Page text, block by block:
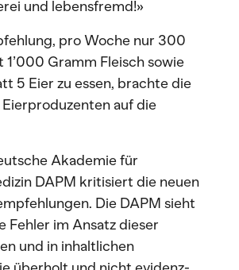
und lebensfremd!»
pro Woche nur 300
Gramm Fleisch sowie
5 Eier zu essen, brachte die
auf die
Akademie für
DAPM kritisiert die neuen
Die DAPM sieht
Fehler im Ansatz dieser
und in inhaltlichen